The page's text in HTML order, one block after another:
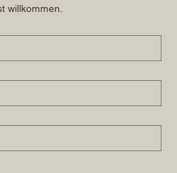
willkommen.